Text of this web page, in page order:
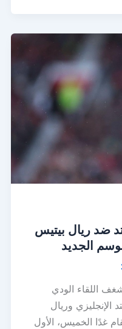
ضد ريال بيتيس
الجديد
اللقاء الودي
الإنجليزي وريال
غدًا الخميس، الأول